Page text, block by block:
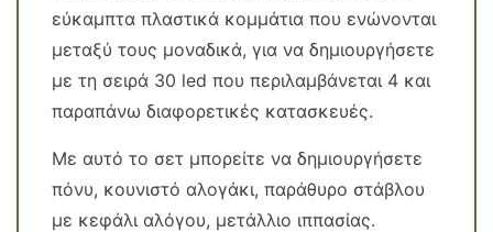
εύκαμπτα πλαστικά κομμάτια που ενώνονται
μεταξύ τους μοναδικά, για να δημιουργήσετε
με τη σειρά 30 led που περιλαμβάνεται 4 και
παραπάνω διαφορετικές κατασκευές.
Με αυτό το σετ μπορείτε να δημιουργήσετε
πόνυ, κουνιστό αλογάκι, παράθυρο στάβλου
με κεφάλι αλόγου, μετάλλιο ιππασίας.